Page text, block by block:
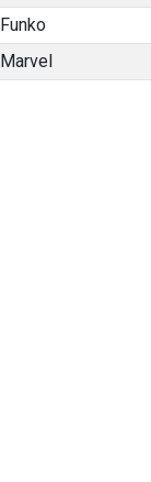
Funko
Marvel